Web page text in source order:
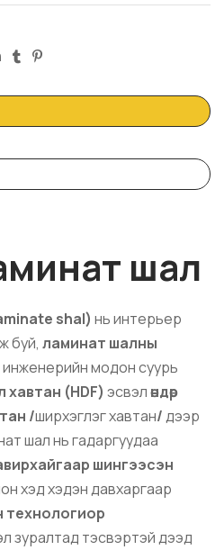
шал
shal) нь интерьер
буй, ламинат шалны
инженерийн модон суурь
хавтан (HDF) эсвэлөндөр
/ширхэглэг хавтан/дээр
шал нь гадаргуудаа
шингээсэн
хэд хэдэн давхаргаар
технологиор
зуралтад тэсвэртэй дээд